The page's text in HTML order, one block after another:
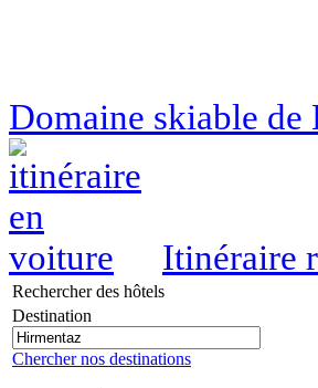
Domaine skiable de
Itinéraire
Rechercher des hôtels
Destination
Chercher nos destinations